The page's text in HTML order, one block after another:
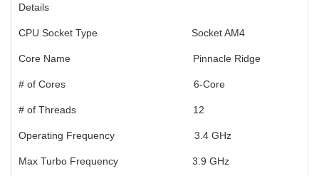
Details
CPU Socket Type Socket AM4
Core Name Pinnacle Ridge
# of Cores 6-Core
# of Threads 12
Operating Frequency 3.4 GHz
Max Turbo Frequency 3.9 GHz